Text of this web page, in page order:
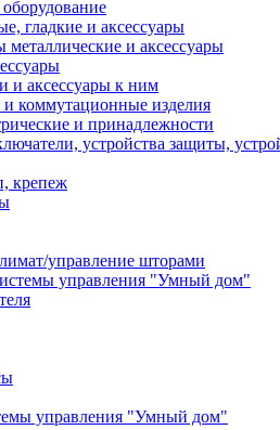
гладкие и аксессуары
и аксессуары
и аксессуары к ним
коммутационные изделия
и принадлежности
устройства защиты,
крепеж
управление шторами
управления "Умный дом"
управления "Умный дом"